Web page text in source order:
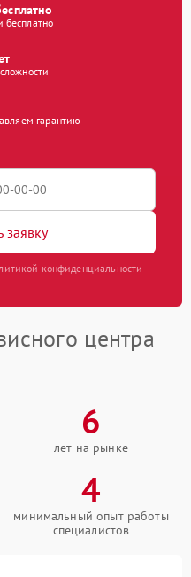
гарантию
заявку
конфиденциальности
центра
6
лет на рынке
4
минимальный опыт работы
специалистов